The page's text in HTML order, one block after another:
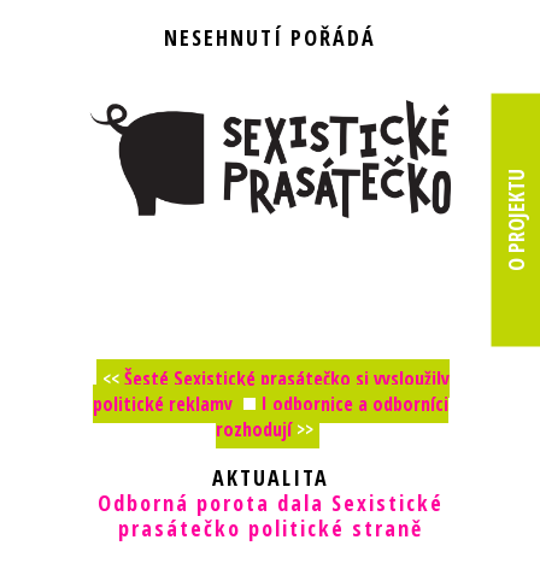
NESEHNUTÍ POŘÁDÁ
<<Šesté Sexistické prasátečko si vysloužily
politické reklamy
I odbornice a odborníci
rozhodují>>
O PROJEKTU
AKTUALITA
Odborná porota dala Sexistické
prasátečko politické straně